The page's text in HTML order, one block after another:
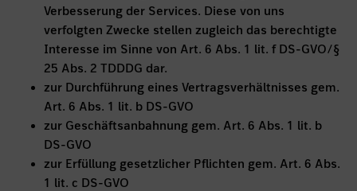
Verbesserung der Services. Diese von uns
verfolgten Zwecke stellen zugleich das berechtigte
Interesse im Sinne von Art. 6 Abs. 1 lit. f DS-GVO/§
25 Abs. 2 TDDDG dar.
zur Durchführung eines Vertragsverhältnisses gem.
Art. 6 Abs. 1 lit. b DS-GVO
zur Geschäftsanbahnung gem. Art. 6 Abs. 1 lit. b
DS-GVO
zur Erfüllung gesetzlicher Pflichten gem. Art. 6 Abs.
1 lit. c DS-GVO